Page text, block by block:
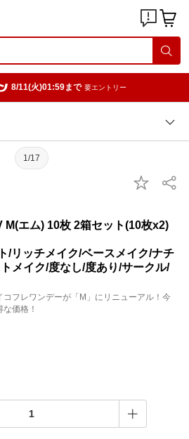
8/11(火)01:59まで 要エントリー
1/17
M(エム) 10枚 2箱セット(10枚x2)
/リッチメイク/ベースメイク/ナチ
メイク/度なし/度あり/サークル/
コフレワンデーが「M」にリニューアル！今
価格！